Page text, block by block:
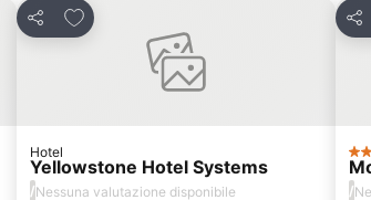
Condividi
Aggiungi ai preferiti
Hotel
Yellowstone Hotel Systems
/Nessuna valutazione disponibile
2
/